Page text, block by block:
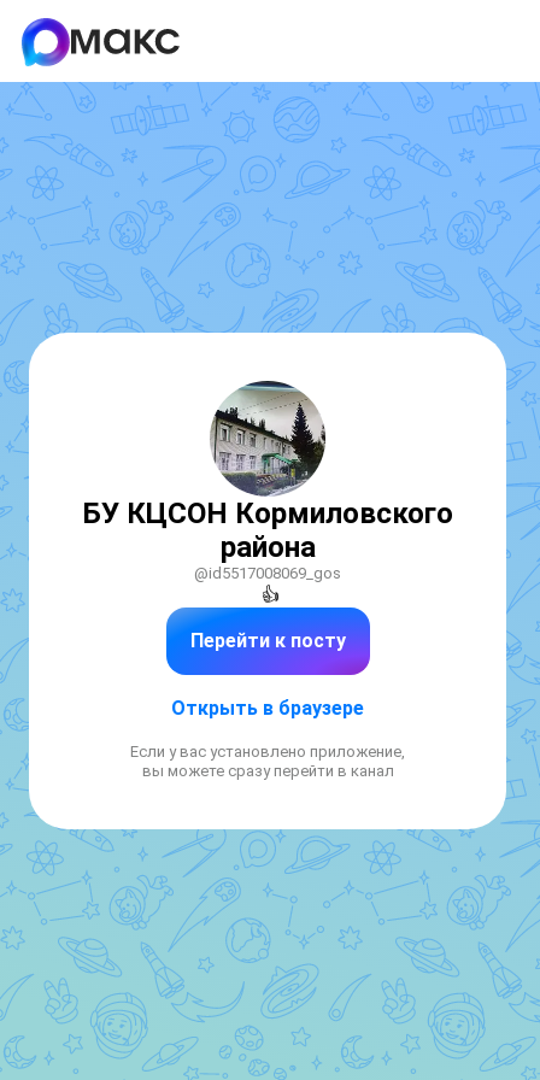
БУ КЦСОН Кормиловского
района
@id5517008069_gos
👍
Перейти к посту
Открыть в браузере
Если у вас установлено приложение,
вы можете сразу перейти в канал